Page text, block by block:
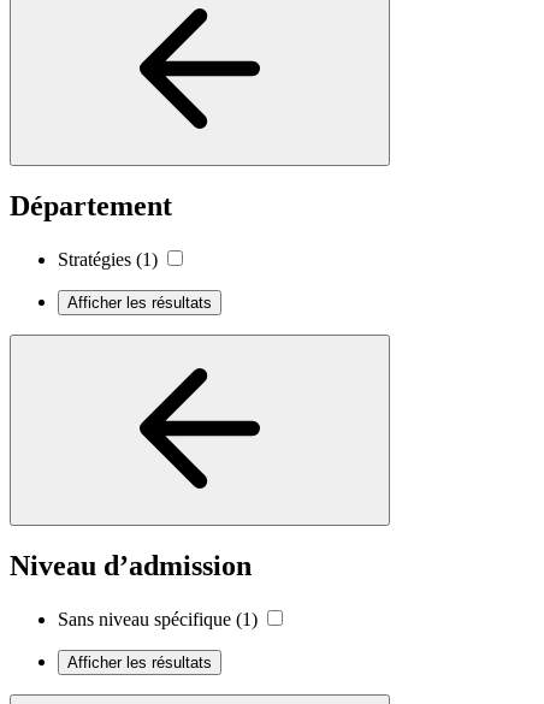
Département
Stratégies (1)
Afficher les résultats
Niveau d’admission
Sans niveau spécifique (1)
Afficher les résultats